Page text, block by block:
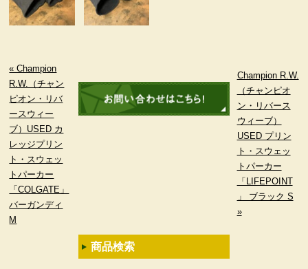
« Champion
R.W.（チャン
ピオン・リバ
ースウィー
ブ）USED カ
レッジプリン
ト・スウェッ
トパーカー
「COLGATE」
バーガンディ
M
Champion R.W.
（チャンピオ
ン・リバース
ウィーブ）
USED プリン
ト・スウェッ
トパーカー
「LIFEPOINT
」 ブラック S
»
商品検索